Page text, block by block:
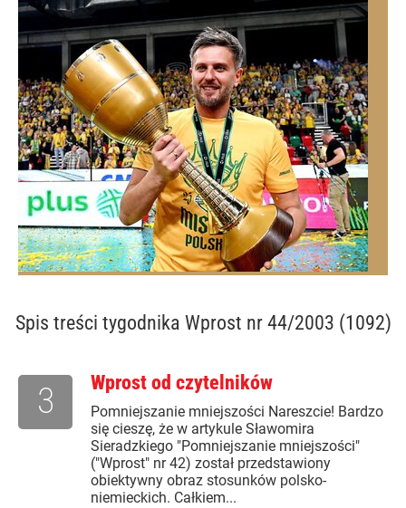
Spis treści tygodnika Wprost nr 44/2003 (1092)
Wprost od czytelników
Pomniejszanie mniejszości Nareszcie! Bardzo
się cieszę, że w artykule Sławomira
Sieradzkiego "Pomniejszanie mniejszości"
("Wprost" nr 42) został przedstawiony
obiektywny obraz stosunków polsko-
niemieckich. Całkiem...
3